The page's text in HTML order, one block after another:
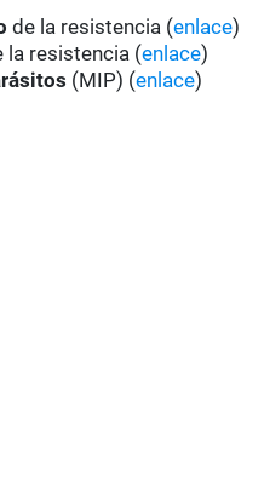
de la resistencia (enlace)
la resistencia (enlace)
(MIP) (enlace)